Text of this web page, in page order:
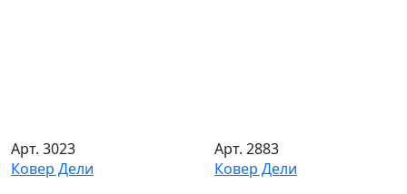
Арт. 3023
Ковер Дели
Арт. 2883
Ковер Дели